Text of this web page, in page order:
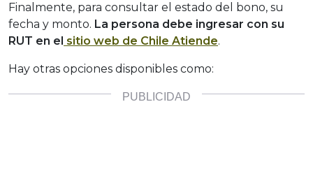
Finalmente, para consultar el estado del bono, su
fecha y monto. La persona debe ingresar con su
RUT en el sitio web de Chile Atiende.
Hay otras opciones disponibles como: